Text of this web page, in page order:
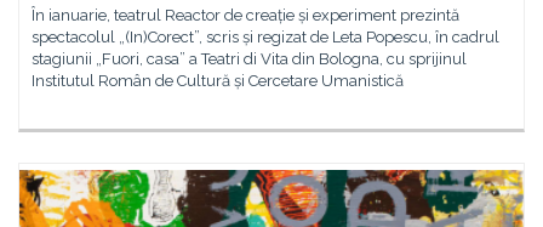
În ianuarie, teatrul Reactor de creație și experiment prezintă
spectacolul „(In)Corect”, scris și regizat de Leta Popescu, în cadrul
stagiunii „Fuori, casa” a Teatri di Vita din Bologna, cu sprijinul
Institutul Român de Cultură și Cercetare Umanistică